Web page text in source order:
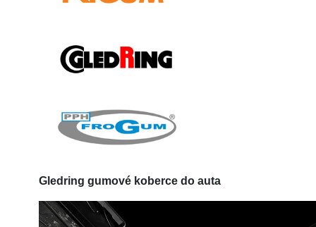
Gledring gumové koberce do auta